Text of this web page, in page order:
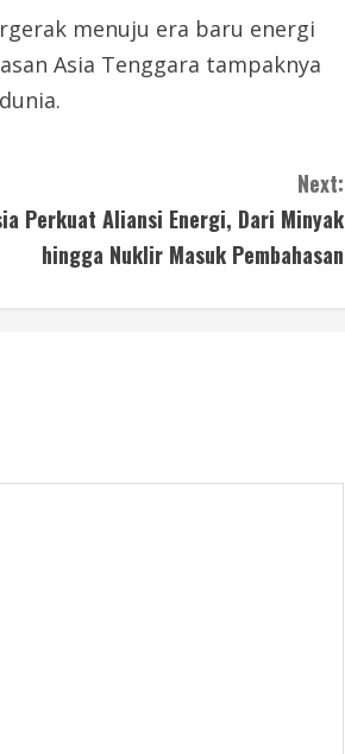
menuju era baru energi
Asia Tenggara tampaknya
Next:
Perkuat Aliansi Energi, Dari Minyak
hingga Nuklir Masuk Pembahasan